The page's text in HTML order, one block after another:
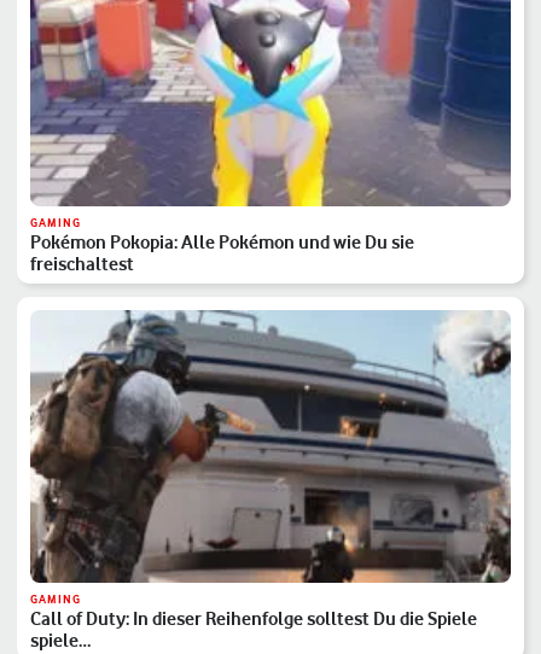
GAMING
Pokémon Pokopia: Alle Pokémon und wie Du sie
freischaltest
GAMING
Call of Duty: In dieser Reihenfolge solltest Du die Spiele
spiele…